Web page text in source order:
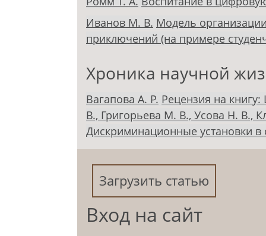
Иванов М. В. Модель
приключений (на примере
Хроника научной
Вагапова А. Р. Рецензия на
В., Григорьева М. В., Усова Н. В.,
Дискриминационные установки
Загрузить статью
Вход на сайт